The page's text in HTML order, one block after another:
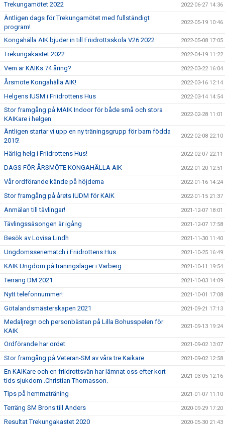
Trekungamötet 2022 2022-06-27 14:36
Äntligen dags för Trekungamötet med fullständigt
program!
2022-05-19 10:46
Kongahälla AIK bjuder in till Friidrottsskola V26 2022 2022-05-08 17:05
Trekungakastet 2022 2022-04-19 11:22
Vem är KAIKs 74 åring? 2022-03-22 16:04
Årsmöte Kongahälla AIK! 2022-03-16 12:14
Helgens IUSM i Friidrottens Hus 2022-03-14 14:54
Stor framgång på MAIK Indoor för både små och stora
KAIKare i helgen
2022-02-28 11:01
Äntligen startar vi upp en ny träningsgrupp för barn födda
2015!
2022-02-08 22:10
Härlig helg i Friidrottens Hus! 2022-02-07 22:11
DAGS FÖR ÅRSMÖTE KONGAHÄLLA AIK 2022-01-20 12:51
Vår ordförande kände på höjderna 2022-01-16 14:24
Stor framgång på årets IUDM för KAIK 2022-01-15 21:37
Anmälan till tävlingar! 2021-12-07 18:01
Tävlingssäsongen är igång 2021-12-07 17:58
Besök av Lovisa Lindh 2021-11-30 11:40
Ungdomsseriematch i Friidrottens Hus 2021-10-25 16:49
KAIK Ungdom på träningsläger i Varberg 2021-10-11 19:54
Terräng DM 2021 2021-10-03 14:09
Nytt telefonnummer! 2021-10-01 17:08
Götalandsmästerskapen 2021 2021-09-21 17:13
Medaljregn och personbästan på Lilla Bohusspelen för
KAIK
2021-09-13 19:24
Ordförande har ordet 2021-09-02 13:07
Stor framgång på Veteran-SM av våra tre Kaikare 2021-09-02 12:58
En KAIKare och en friidrottsvän har lämnat oss efter kort
tids sjukdom .Christian Thomasson.
2021-03-05 12:16
Tips på hemmaträning 2021-01-07 11:10
Terräng SM Brons till Anders 2020-09-29 17:20
Resultat Trekungakastet 2020 2020-05-30 21:43